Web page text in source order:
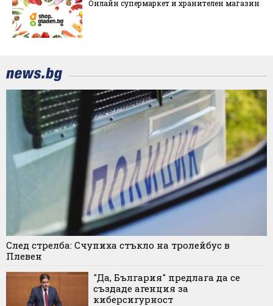
Онлайн супермаркет и хранителен магазин
След стрелба: Счупиха стъкло на тролейбус в
Плевен
"Да, България" предлага да се
създаде агенция за
киберсигурност